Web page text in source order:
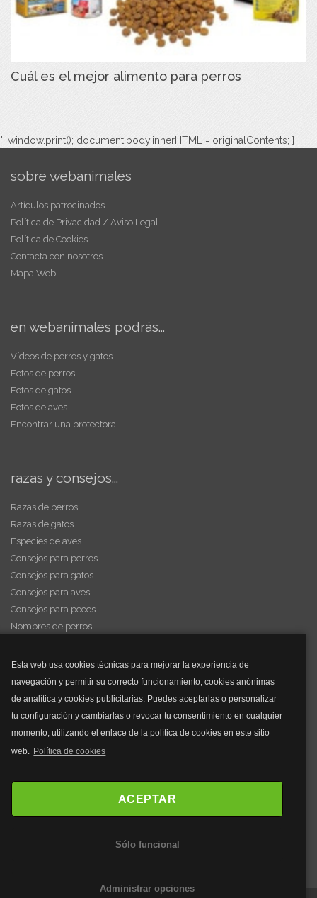
Esta web usa cookies técnicas para mejorar la experiencia de
navegación y permitir su correcto funcionamiento, cookies anónimas
de analítica y cookies publicitarias. Puedes aceptarlas o personalizar
tu configuración y cambiarlas o revocar tu consentimiento en cualquier
momento, utilizando el enlace de la política de cookies en este sitio
web. Política de cookies
ACEPTAR
Sólo funcional
Administrar opciones
Cuál es el mejor alimento para perros
"; window.print(); document.body.innerHTML = originalContents; }
sobre webanimales
Artículos patrocinados
Política de Privacidad / Aviso Legal
Política de Cookies
Contacta con nosotros
Mapa Web
en webanimales podrás...
Vídeos de perros y gatos
Fotos de perros
Fotos de gatos
Fotos de aves
Encontrar una protectora
razas y consejos...
Razas de perros
Razas de gatos
Especies de aves
Consejos para perros
Consejos para gatos
Consejos para aves
Consejos para peces
Nombres de perros
y mucho más...